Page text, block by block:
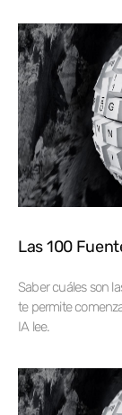
Las 100
Saber cuáles son
te permite
IA lee.